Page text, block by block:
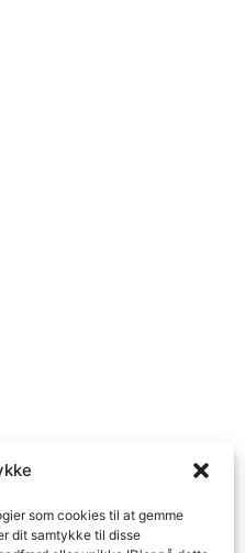
som cookies til at gemme
dit samtykke til disse